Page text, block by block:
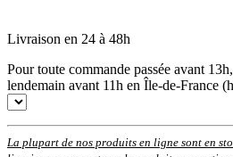
Livraison en 24 à 48h
Pour toute commande passée avant
lendemain avant 11h en Île-de-France
La plupart de nos produits en ligne sont en